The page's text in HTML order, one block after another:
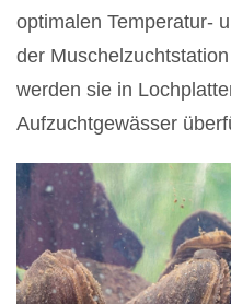
optimalen Temperatur-
der
werden sie in
Aufzuchtgewässer